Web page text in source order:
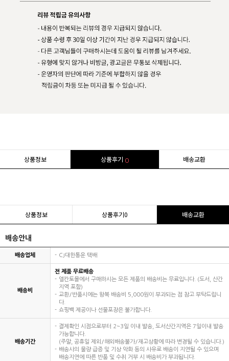
상품정보 상품후기 0 배송교환
상품정보 상품후기0 배송교환
배송안내
배송업체 CJ대한통운 택배
배송비
전 제품 무료배송
엘칸토몰에서 구매하시는 모든 제품의 배송비는 무료입니다. (도서, 산간
지역 포함)
교환/반품시에는 왕복 배송비 5,000원이 부과되는 점 참고 부탁드립니
다.
쇼핑백 제공이나 선물포장은 불가합니다.
배송기간
결제확인 시점으로부터 2~3일 이내 발송, 도서산간지역은 7일이내 발송
가능합니다.
(주말, 공휴일 제외/해외배송불가/재고상황에 따라 변경될 수 있습니다.)
배송사의 물량 급증 및 기상 악화 등의 사유로 배송이 지연될 수 있으며
배송지연에 따른 반품 및 수취 거부 시 배송비가 부과됩니다.